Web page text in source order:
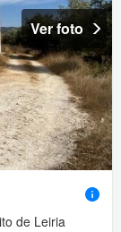
Ver foto
de Leiria